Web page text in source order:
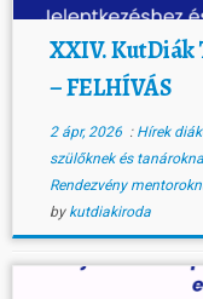
XXIV. KutDiák
– FELHÍVÁS
2 ápr, 2026: Hírek
szülőknek és
Rendezvény
by kutdiakiroda